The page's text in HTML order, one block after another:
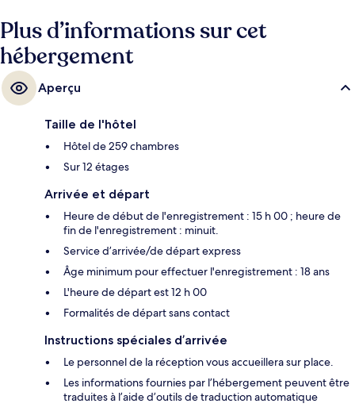
Plus d’informations sur cet
hébergement
Aperçu
Taille de l'hôtel
Hôtel de 259 chambres
Sur 12 étages
Arrivée et départ
Heure de début de l'enregistrement : 15 h 00 ; heure de
fin de l'enregistrement : minuit.
Service d’arrivée/de départ express
Âge minimum pour effectuer l'enregistrement : 18 ans
L'heure de départ est 12 h 00
Formalités de départ sans contact
Instructions spéciales d’arrivée
Le personnel de la réception vous accueillera sur place.
Les informations fournies par l’hébergement peuvent être
traduites à l’aide d’outils de traduction automatique